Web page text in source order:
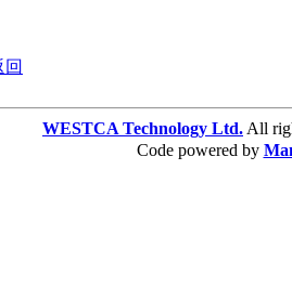
回
WESTCA Technology Ltd. All
Code powered by